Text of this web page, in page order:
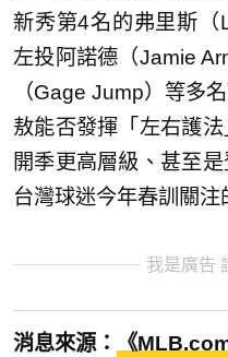
新秀第4名的弗里斯（
左投阿諾德（Jamie
（Gage Jump）等多
敖能否發揮「左右護
開季更高層級、甚至
台灣球迷今年春訓關注
我是廣告
消息來源： 《